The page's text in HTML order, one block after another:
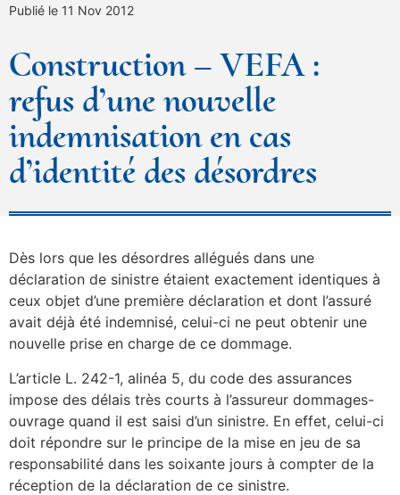
Publié le 11 Nov 2012
Construction – VEFA :
refus d’une nouvelle
indemnisation en cas
d’identité des désordres
Dès lors que les désordres allégués dans une
déclaration de sinistre étaient exactement identiques à
ceux objet d’une première déclaration et dont l’assuré
avait déjà été indemnisé, celui-ci ne peut obtenir une
nouvelle prise en charge de ce dommage.
L’article L. 242-1, alinéa 5, du code des assurances
impose des délais très courts à l’assureur dommages-
ouvrage quand il est saisi d’un sinistre. En effet, celui-ci
doit répondre sur le principe de la mise en jeu de sa
responsabilité dans les soixante jours à compter de la
réception de la déclaration de ce sinistre.